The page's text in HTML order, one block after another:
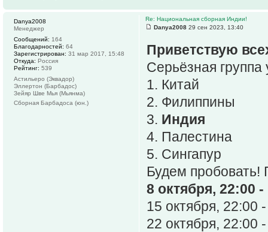
Re: Национальная сборная Индии!
Danya2008 29 сен 2023, 13:40
Приветствую
Серьёзная группа
1. Китай
2. Филиппины
3. Индия
4. Палестина
5. Сингапур
Будем
8 октября, 22:00
15 октября, 22:00
22 октября, 22:00
Danya2008
Менеджер
Сообщений: 164
Благодарностей: 64
Зарегистрирован: 31 мар 2017, 15:48
Откуда: Россия
Рейтинг: 539
Астильеро (Эквадор)
Эллертон (Барбадос)
Зейяр Шве Мья (Мьянма)
Сборная Барбадоса (юн.)